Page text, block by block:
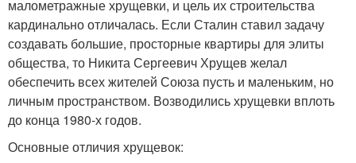
малометражные хрущевки, и цель их строительства
кардинально отличалась. Если Сталин ставил задачу
создавать большие, просторные квартиры для элиты
общества, то Никита Сергеевич Хрущев желал
обеспечить всех жителей Союза пусть и маленьким, но
личным пространством. Возводились хрущевки вплоть
до конца 1980-х годов.
Основные отличия хрущевок: